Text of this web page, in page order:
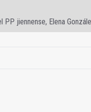
PP jiennense, Elena